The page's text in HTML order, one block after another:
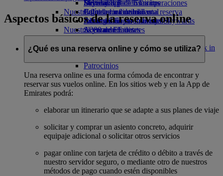
Bebidas
Nuestra flota
Boeing 777
A380 de Emirates
Emirates A350
Emirates Executive
Diversión para los niños
Juguetes infantiles
Actividades para niños
Sostenibilidad en las operaciones
Política medioambiental
Informes medioambientales
Nuestras comunidades
Fundación Emirates AirlineFundación
Emirates Airline Opens an external link in
Patrocinios
Skywards Rail
Calculadora de millas
Inicie sesión en Emirates Skywards
Skywards+
Móvil y app de Emirates
Cancelar o cambiar una reserva
Alteraciones en los viajes
Acerca de Emirates
Aspectos básicos de la reserva online
¿Qué es una reserva online y cómo se utiliza?
Una reserva online es una forma cómoda de encontrar y
reservar sus vuelos online. En los sitios web y en la App de
Emirates podrá:
elaborar un itinerario que se adapte a sus planes de viaje
solicitar y comprar un asiento concreto, adquirir
equipaje adicional o solicitar otros servicios
pagar online con tarjeta de crédito o débito a través de
nuestro servidor seguro, o mediante otro de nuestros
métodos de pago cuando estén disponibles